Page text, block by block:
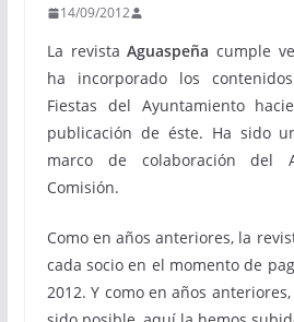
14/09/2012
La revistaAguaspeña cumple
ha incorporado los
Fiestas del Ayuntamiento
publicación de éste. Ha sido
marco de colaboración del
Comisión.
Como en años anteriores, la
cada socio en el momento de
2012. Y como en años